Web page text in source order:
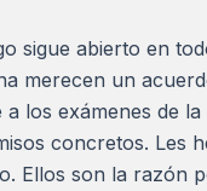
sigue abierto en
merecen un
a los exámenes de
concretos. Les
Ellos son la razón